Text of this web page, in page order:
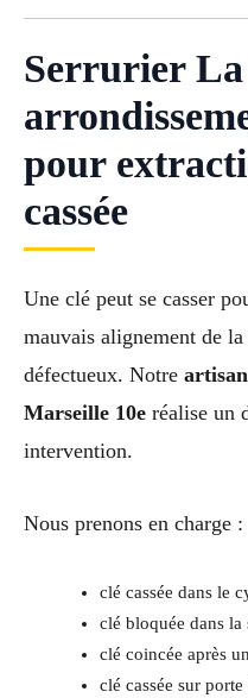
Serrurier La
pour
cassée
Une clé peut se casser
mauvais alignement de
défectueux. Notre
Marseille 10e réalise un
intervention.
Nous prenons en charge :
clé cassée dans le
clé bloquée dans la
clé coincée après
clé cassée sur porte